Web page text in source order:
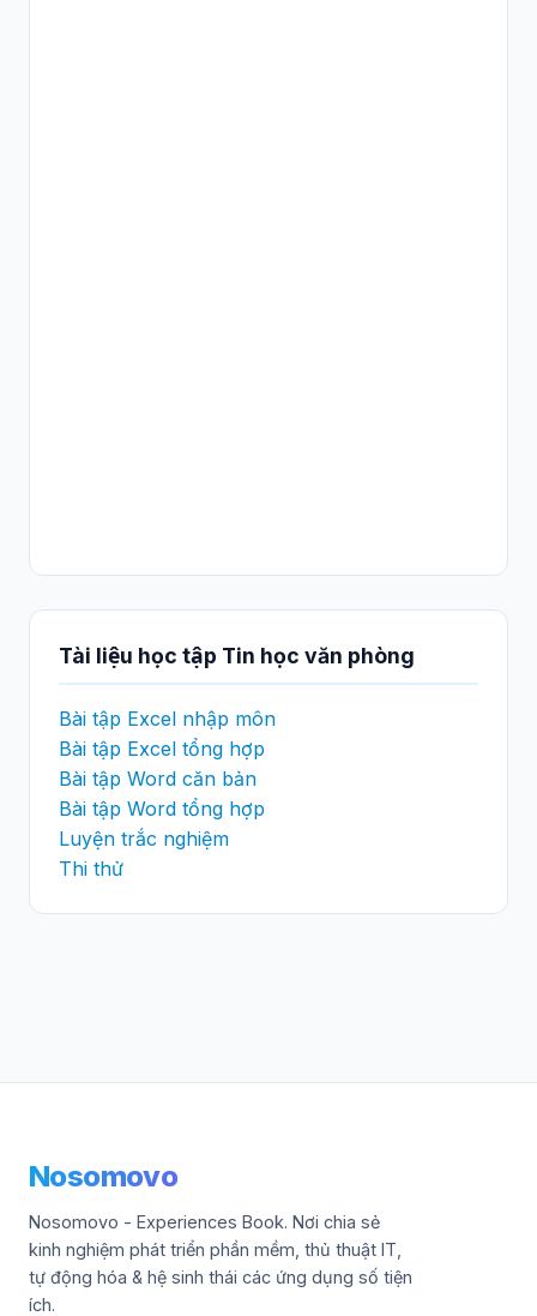
Tài liệu học tập Tin học văn phòng
Bài tập Excel nhập môn
Bài tập Excel tổng hợp
Bài tập Word căn bản
Bài tập Word tổng hợp
Luyện trắc nghiệm
Thi thử
Nosomovo
Nosomovo - Experiences Book. Nơi chia sẻ
kinh nghiệm phát triển phần mềm, thủ thuật IT,
tự động hóa & hệ sinh thái các ứng dụng số tiện
ích.